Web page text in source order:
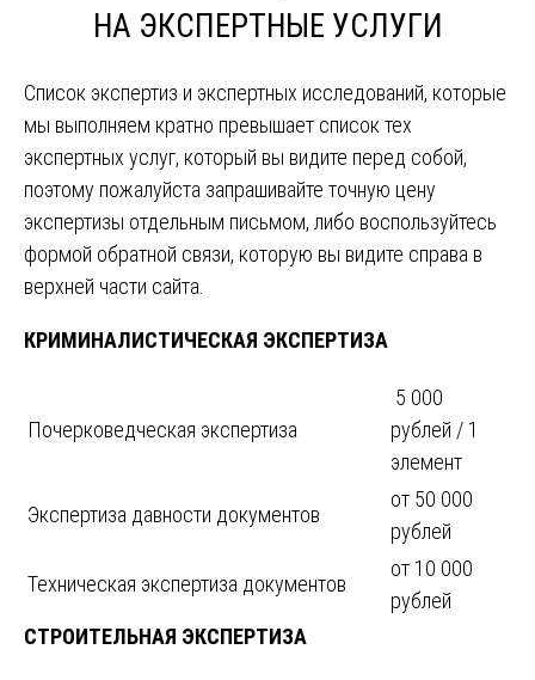
НА ЭКСПЕРТНЫЕ УСЛУГИ
Список экспертиз и экспертных исследований, которые
мы выполняем кратно превышает список тех
экспертных услуг, который вы видите перед собой,
поэтому пожалуйста запрашивайте точную цену
экспертизы отдельным письмом, либо воспользуйтесь
формой обратной связи, которую вы видите справа в
верхней части сайта.
КРИМИНАЛИСТИЧЕСКАЯ ЭКСПЕРТИЗА
Почерковедческая экспертиза
5 000
рублей / 1
элемент
Экспертиза давности документов
от 50 000
рублей
Техническая экспертиза документов
от 10 000
рублей
СТРОИТЕЛЬНАЯ ЭКСПЕРТИЗА